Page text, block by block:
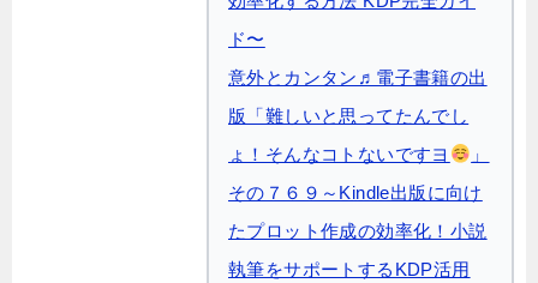
ド〜
意外とカンタン♬電子書籍の出
版「難しいと思ってたんでし
ょ！そんなコトないですヨ
」
その７６９～Kindle出版に向け
たプロット作成の効率化！小説
執筆をサポートするKDP活用